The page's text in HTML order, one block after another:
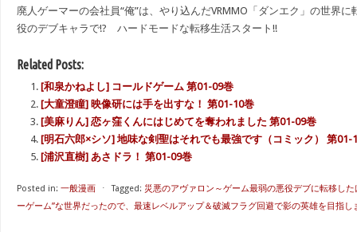
廃人ゲーマーの会社員“俺”は、やり込んだVRMMO「ダンエク」の世界
役のデブキャラで!? ハードモードな転移生活スタート!!
Related Posts:
[和泉かねよし] コールドゲーム 第01-09巻
[大童澄瞳] 映像研には手を出すな！ 第01-10巻
[美麻りん] 恋ヶ窪くんにはじめてを奪われました 第01-09巻
[明石六郎×シソ] 地味な剣聖はそれでも最強です（コミック） 第01-
[浦沢直樹] あさドラ！ 第01-09巻
Posted in: 一般漫画 ⋅ Tagged: 災悪のアヴァロン～ゲーム最弱の悪役デブに転移し
ーゲーム”な世界だったので、最速レベルアップ＆破滅フラグ回避で影の英雄を目指し